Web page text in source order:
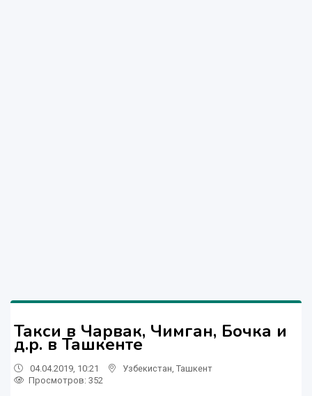
Такси в Чарвак, Чимган, Бочка и
д.р. в Ташкенте
04.04.2019, 10:21 Узбекистан Ташкент
Просмотров: 352